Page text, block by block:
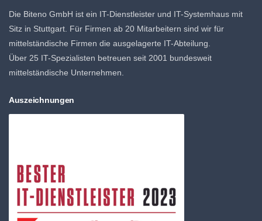
Die Biteno GmbH ist ein IT-Dienstleister und IT-Systemhaus mit
Sitz in Stuttgart. Für Firmen ab 20 Mitarbeitern sind wir für
mittelständische Firmen die ausgelagerte IT-Abteilung.
Über 25 IT-Spezialisten betreuen seit 2001 bundesweit
mittelständische Unternehmen.
Auszeichnungen